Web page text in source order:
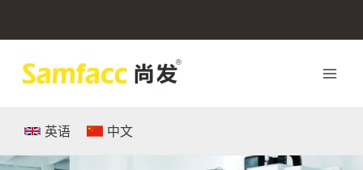
英语 中文